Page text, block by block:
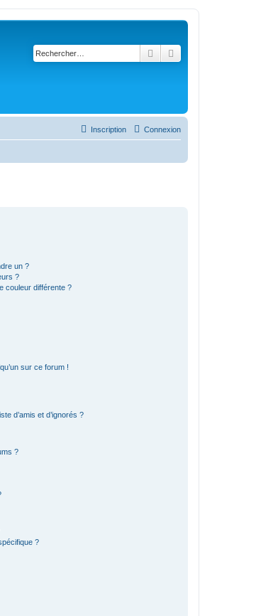
Rechercher
Connexion
Inscription
un ?
?
couleur différente ?
sur ce forum !
d’amis et d’ignorés ?
?
?